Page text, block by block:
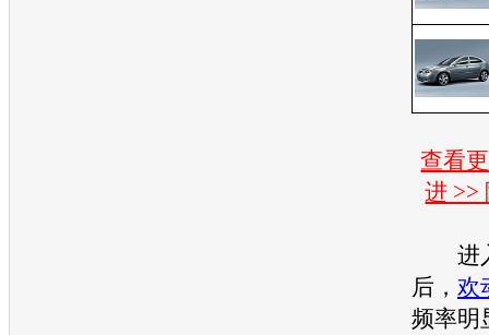
查看
进 >>
进入
后， 欢
频率明